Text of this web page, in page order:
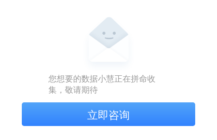
您想要的数据小慧正在拼命收
集，敬请期待
立即咨询